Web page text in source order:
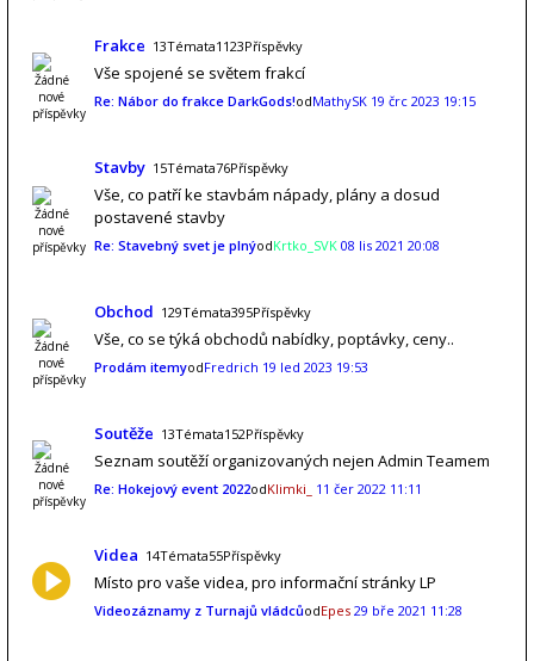
Frakce 13Témata1123Příspěvky
Vše spojené se světem frakcí
Re: Nábor do frakce DarkGods!odMathySK 19 črc 2023 19:15
Stavby 15Témata76Příspěvky
Vše, co patří ke stavbám nápady, plány a dosud
postavené stavby
Re: Stavebný svet je plnýodKrtko_SVK 08 lis 2021 20:08
Obchod 129Témata395Příspěvky
Vše, co se týká obchodů nabídky, poptávky, ceny..
Prodám itemyodFredrich 19 led 2023 19:53
Soutěže 13Témata152Příspěvky
Seznam soutěží organizovaných nejen Admin Teamem
Re: Hokejový event 2022odKlimki_ 11 čer 2022 11:11
Videa 14Témata55Příspěvky
Místo pro vaše videa, pro informační stránky LP
Videozáznamy z Turnajů vládcůodEpes 29 bře 2021 11:28